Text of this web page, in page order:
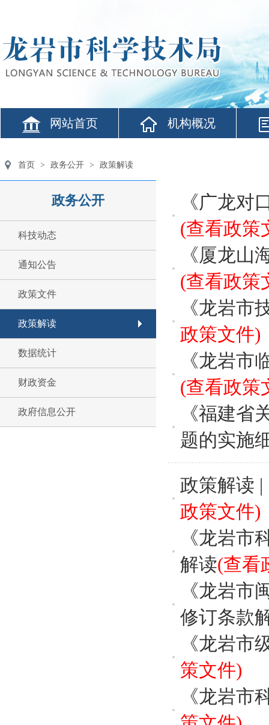
网站首页 机构概况
首页 > 政务公开 > 政策解读
政务公开
科技动态
通知公告
政策文件
政策解读
数据统计
财政资金
政府信息公开
《广龙对
(查看政策
《厦龙山
(查看政策
《龙岩市
政策文件)
《龙岩市
(查看政策
《福建省
题的实施
政策解读
政策文件)
《龙岩市
解读(查看
《龙岩市
修订条款
《龙岩市
策文件)
《龙岩市